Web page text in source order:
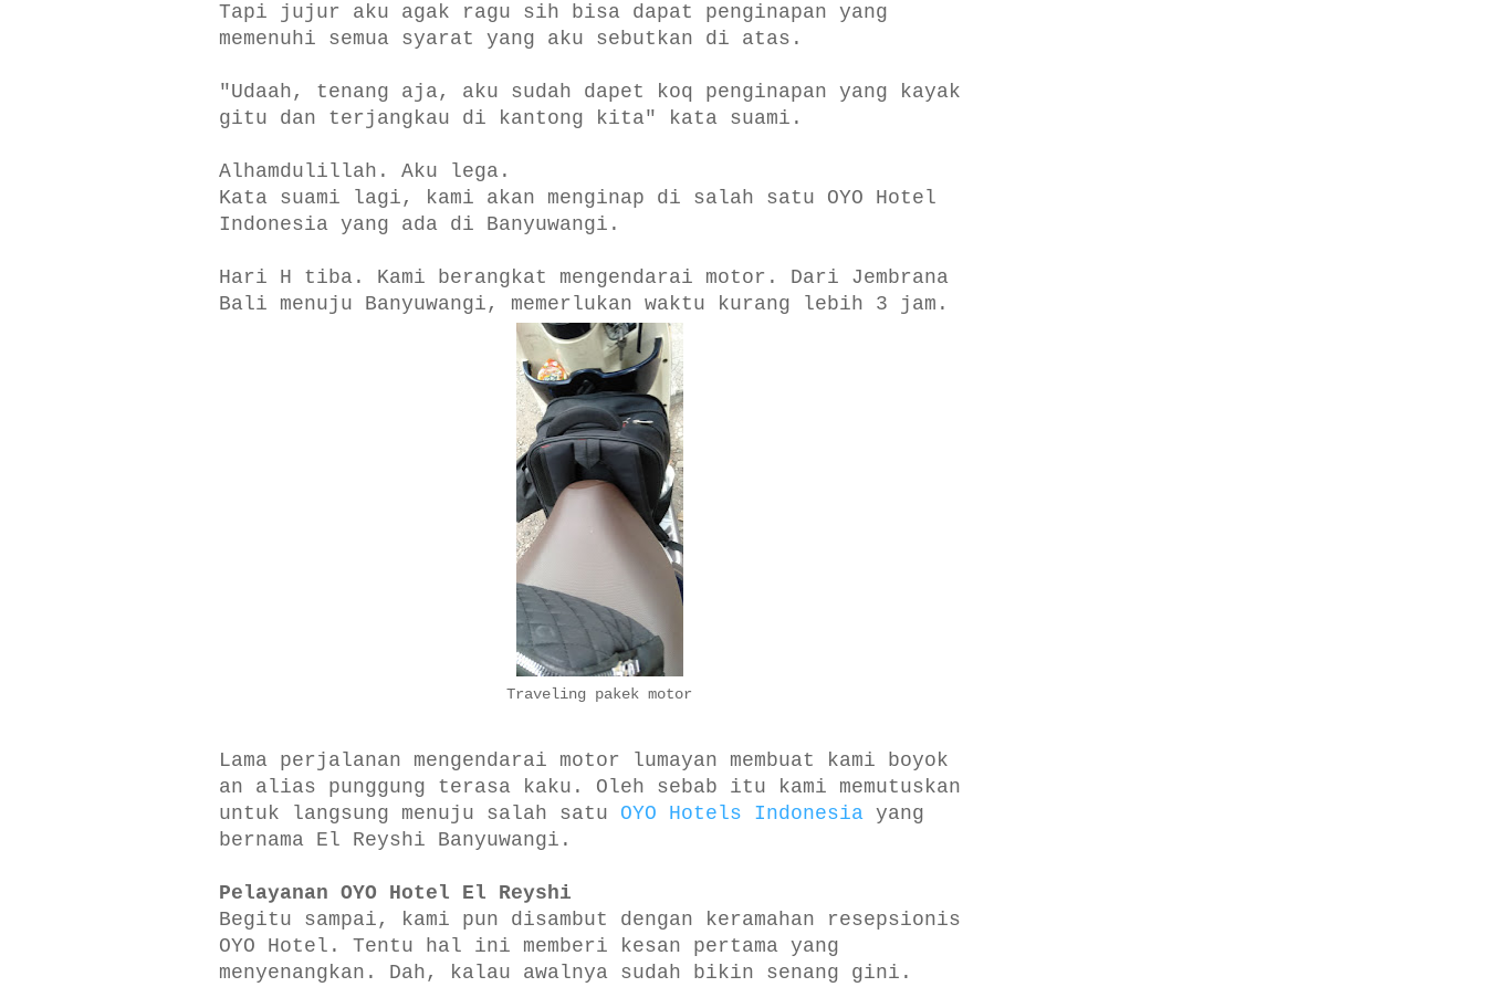
Tapi jujur aku agak ragu sih bisa dapat penginapan yang
memenuhi semua syarat yang aku sebutkan di atas.
"Udaah, tenang aja, aku sudah dapet koq penginapan yang kayak
gitu dan terjangkau di kantong kita" kata suami.
Alhamdulillah. Aku lega.
Kata suami lagi, kami akan menginap di salah satu OYO Hotel
Indonesia yang ada di Banyuwangi.
Hari H tiba. Kami berangkat mengendarai motor. Dari Jembrana
Bali menuju Banyuwangi, memerlukan waktu kurang lebih 3 jam.
Traveling pakek motor
Lama perjalanan mengendarai motor lumayan membuat kami boyok
an alias punggung terasa kaku. Oleh sebab itu kami memutuskan
untuk langsung menuju salah satu OYO Hotels Indonesia yang
bernama El Reyshi Banyuwangi.
Pelayanan OYO Hotel El Reyshi
Begitu sampai, kami pun disambut dengan keramahan resepsionis
OYO Hotel. Tentu hal ini memberi kesan pertama yang
menyenangkan. Dah, kalau awalnya sudah bikin senang gini.